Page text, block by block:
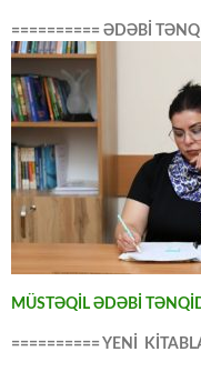
========== ƏDƏBİ
MÜSTƏQİL ƏDƏBİ
========== YENİ